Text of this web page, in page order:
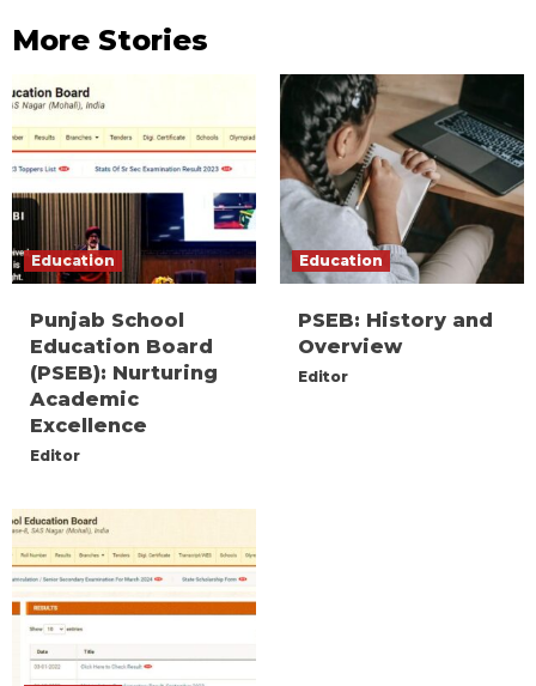
More Stories
Education
Punjab School
Education Board
(PSEB): Nurturing
Academic
Excellence
Editor
Education
PSEB: History and
Overview
Editor